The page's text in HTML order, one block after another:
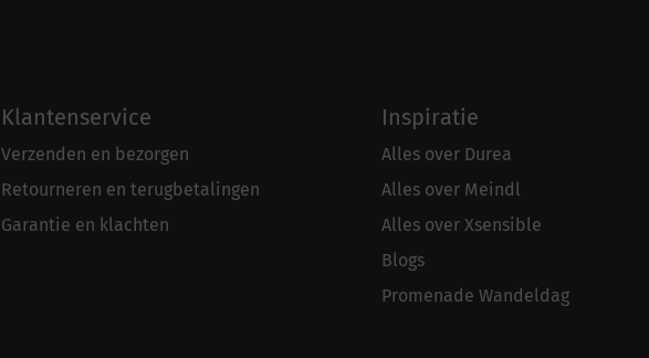
Klantenservice
Verzenden en bezorgen
Retourneren en terugbetalingen
Garantie en klachten
Inspiratie
Alles over Durea
Alles over Meindl
Alles over Xsensible
Blogs
Promenade Wandeldag